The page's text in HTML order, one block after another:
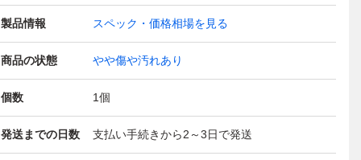
製品情報 スペック・価格相場を見る
商品の状態 やや傷や汚れあり
個数 1個
発送までの日数 支払い手続きから2～3日で発送